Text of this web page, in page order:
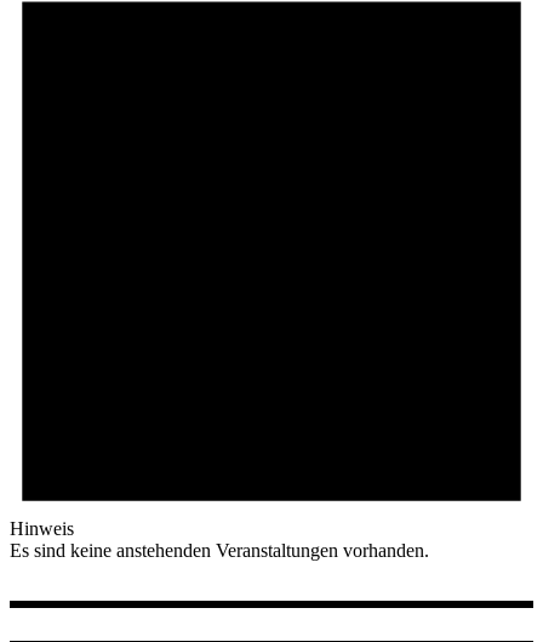
Hinweis
Es sind keine anstehenden Veranstaltungen vorhanden.